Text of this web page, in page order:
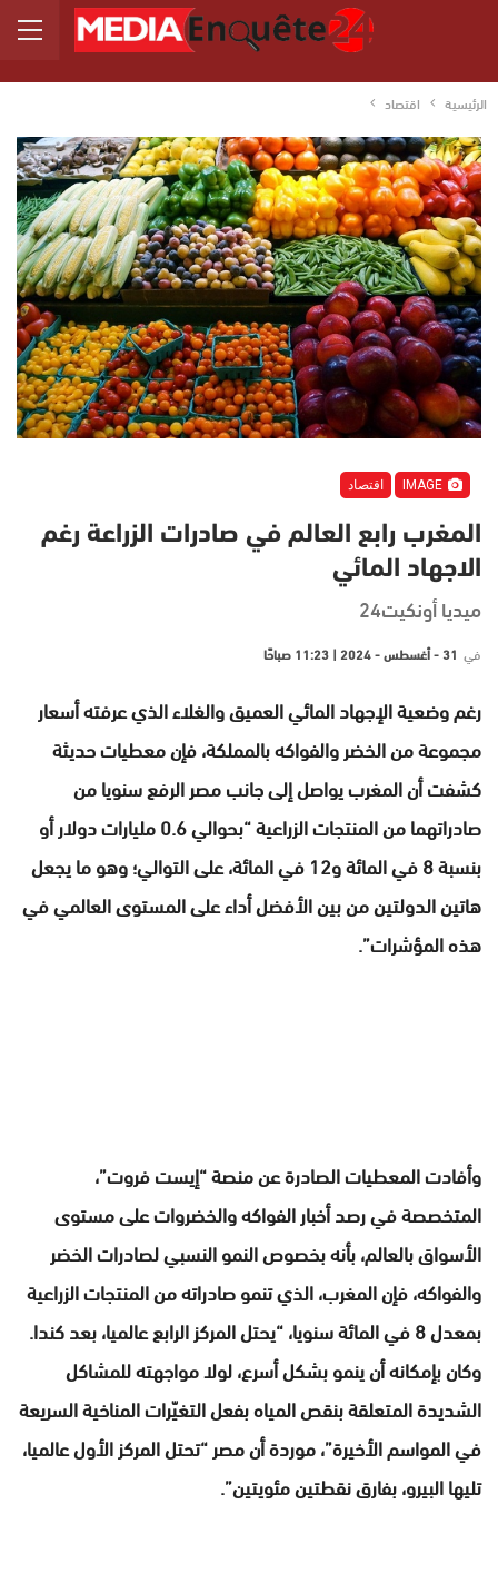
الرئيسية اقتصاد
اقتصاد
المغرب رابع العالم في صادرات الزراعة رغم
الاجهاد المائي
ميديا أونكيت24
في 31 - أغسطس - 2024 | 11:23 صباحًا
رغم وضعية الإجهاد المائي العميق والغلاء الذي عرفته أسعار
مجموعة من الخضر والفواكه بالمملكة، فإن معطيات حديثة
كشفت أن المغرب يواصل إلى جانب مصر الرفع سنويا من
صادراتهما من المنتجات الزراعية “بحوالي 0.6 مليارات دولار أو
بنسبة 8 في المائة و12 في المائة، على التوالي؛ وهو ما يجعل
هاتين الدولتين من بين الأفضل أداء على المستوى العالمي في
هذه المؤشرات”.
وأفادت المعطيات الصادرة عن منصة “إيست فروت”،
المتخصصة في رصد أخبار الفواكه والخضروات على مستوى
الأسواق بالعالم، بأنه بخصوص النمو النسبي لصادرات الخضر
والفواكه، فإن المغرب، الذي تنمو صادراته من المنتجات الزراعية
بمعدل 8 في المائة سنويا، “يحتل المركز الرابع عالميا، بعد كندا.
وكان بإمكانه أن ينمو بشكل أسرع، لولا مواجهته للمشاكل
الشديدة المتعلقة بنقص المياه بفعل التغيّرات المناخية السريعة
في المواسم الأخيرة”، موردة أن مصر “تحتل المركز الأول عالميا،
تليها البيرو، بفارق نقطتين مئويتين”.